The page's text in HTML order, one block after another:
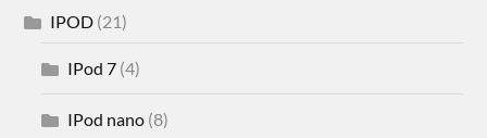
IPOD (21)
IPod 7 (4)
IPod nano (8)